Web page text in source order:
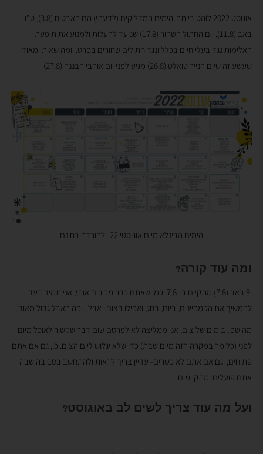
אוגוסט 2022 לוהט ביותר. הימים המדליקים (לדעתי) הם האבטיח (3.8), ט"ו
באב (11.8), יום החתול השחור (17.8) שנועד להעלות ולמנוע את תופעת
האלימות נגד בעלי חיים בכלל ונגד חתולים שחורים בפרט. ומה שאותי מאוד
שעשע זה שיום הנייר טואלט (26.8) מגיע לפני יום אוהבי הבננה (27.8)
הימים הבינלאומיים אוגוסטי 22- להורדה בחינם
ומה עוד קורה?
9 באב (7.8) מתקיים ב- 7.8 וכמו שאתם כבר מכירים אותי, אני תמיד בעד
להמשיך את הקמפיינים, ביום, בחג, ואפילו בצום- אבל.. ופה האבל גדול מאוד.
מה שכן, בימים של צום, אני ממליצה לא לפרסם שום דבר שקשור לאוכל מיום
לפני (כלומר במקרה הזה מיום שבת) כדי שלא יגלוש ליום הצום. כן, גם אם אתם
פתוחים, וגם אם אתם לא כשרים- עדיין צריך לראות ולהתחשב בסביבה שבה
אתם פועלים ומתקיימים.
ועל מה עוד צריך לשים לב באוגוסט?